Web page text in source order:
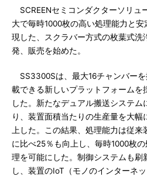
SCREENセミコンダクターソリュ
大で毎時1000枚の高い処理能力と
現した、スクラバー方式の枚葉式洗
発、販売を始めた。
SS3300Sは、最大16チャンバーを
載できる新しいプラットフォームを
した。新たなデュアル搬送システム
り、装置面積当たりの生産量を大幅
上した。この結果、処理能力は従来
に比べ25％も向上し、毎時1000枚の
理を可能にした。制御システムも刷
し、装置のIoT（モノのインターネ